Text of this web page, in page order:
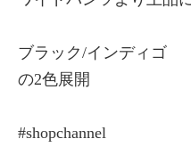
ブラック/インディゴ
の2色展開
#shopchannel